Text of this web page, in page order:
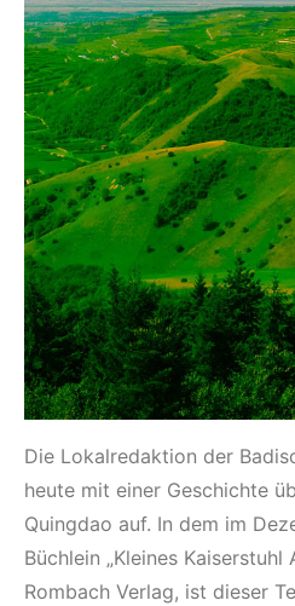
Die Lokalredaktion der
heute mit einer Geschichte
Quingdao auf. In dem im
Büchlein „Kleines Kaiserstuhl
Rombach Verlag, ist dieser